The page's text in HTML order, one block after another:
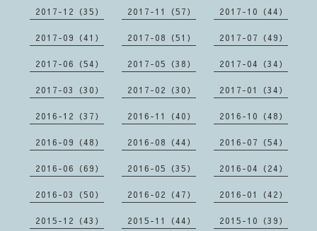
2017-12（35） 2017-11（57） 2017-10（44）
2017-09（41） 2017-08（51） 2017-07（49）
2017-06（54） 2017-05（38） 2017-04（34）
2017-03（30） 2017-02（30） 2017-01（34）
2016-12（37） 2016-11（40） 2016-10（48）
2016-09（48） 2016-08（44） 2016-07（54）
2016-06（69） 2016-05（35） 2016-04（24）
2016-03（50） 2016-02（47） 2016-01（42）
2015-12（43） 2015-11（44） 2015-10（39）